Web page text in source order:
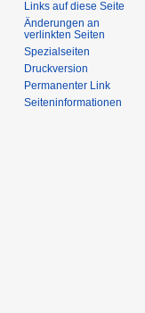
Links auf diese Seite
Änderungen an
verlinkten Seiten
Spezialseiten
Druckversion
Permanenter Link
Seiten­informationen